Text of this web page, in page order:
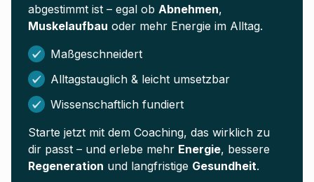
abgestimmt ist – egal ob Abnehmen,
Muskelaufbau oder mehr Energie im Alltag.
Maßgeschneidert
Alltagstauglich & leicht umsetzbar
Wissenschaftlich fundiert
Starte jetzt mit dem Coaching, das wirklich zu
dir passt – und erlebe mehr Energie, bessere
Regeneration und langfristige Gesundheit.